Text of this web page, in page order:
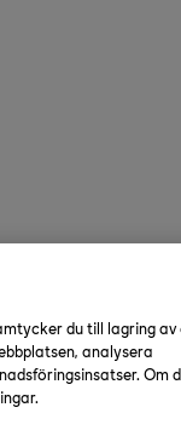
du till lagring av
analysera
Om